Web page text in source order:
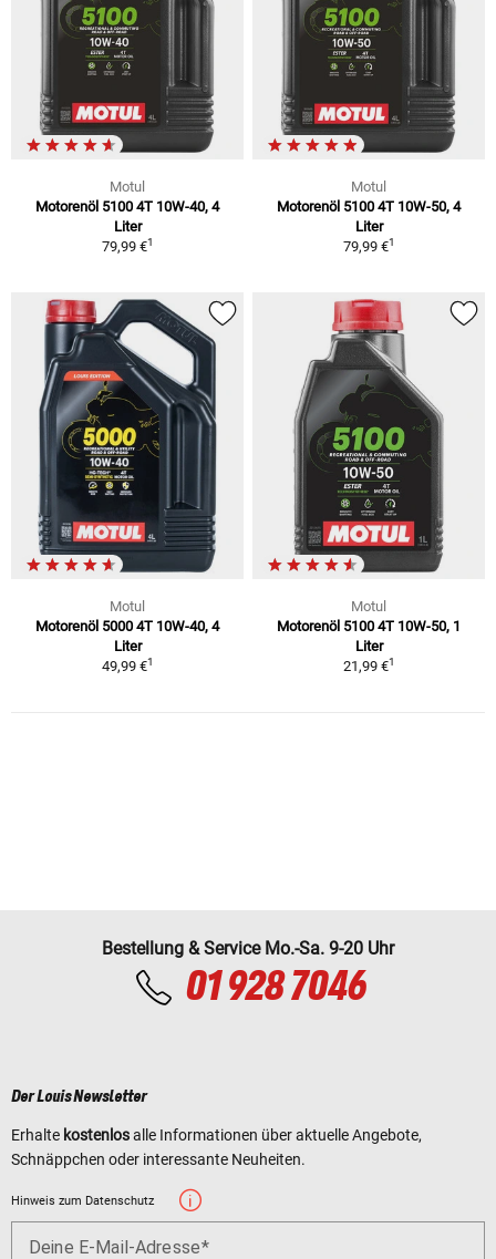
Motul
Motorenöl 5100 4T 10W-40, 4
Liter
79,99 €1
Motul
Motorenöl 5100 4T 10W-50, 4
Liter
79,99 €1
Motul
Motorenöl 5000 4T 10W-40, 4
Liter
49,99 €1
Motul
Motorenöl 5100 4T 10W-50, 1
Liter
21,99 €1
Bestellung & Service Mo.-Sa. 9-20 Uhr
01 928 7046
Der Louis Newsletter
Erhalte kostenlosalle Informationen über aktuelle Angebote,
Schnäppchen oder interessante Neuheiten.
Hinweis zum Datenschutz
Deine E-Mail-Adresse